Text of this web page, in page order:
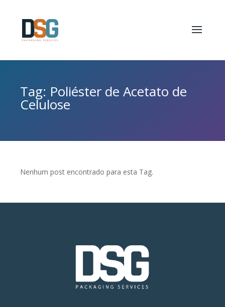
Tag: Poliéster de Acetato de
Celulose
Nenhum post encontrado para esta Tag.